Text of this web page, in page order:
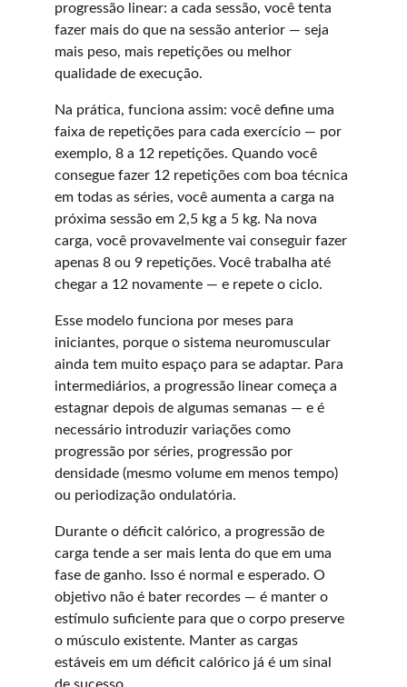
progressão linear: a cada sessão, você tenta
fazer mais do que na sessão anterior — seja
mais peso, mais repetições ou melhor
qualidade de execução.
Na prática, funciona assim: você define uma
faixa de repetições para cada exercício — por
exemplo, 8 a 12 repetições. Quando você
consegue fazer 12 repetições com boa técnica
em todas as séries, você aumenta a carga na
próxima sessão em 2,5 kg a 5 kg. Na nova
carga, você provavelmente vai conseguir fazer
apenas 8 ou 9 repetições. Você trabalha até
chegar a 12 novamente — e repete o ciclo.
Esse modelo funciona por meses para
iniciantes, porque o sistema neuromuscular
ainda tem muito espaço para se adaptar. Para
intermediários, a progressão linear começa a
estagnar depois de algumas semanas — e é
necessário introduzir variações como
progressão por séries, progressão por
densidade (mesmo volume em menos tempo)
ou periodização ondulatória.
Durante o déficit calórico, a progressão de
carga tende a ser mais lenta do que em uma
fase de ganho. Isso é normal e esperado. O
objetivo não é bater recordes — é manter o
estímulo suficiente para que o corpo preserve
o músculo existente. Manter as cargas
estáveis em um déficit calórico já é um sinal